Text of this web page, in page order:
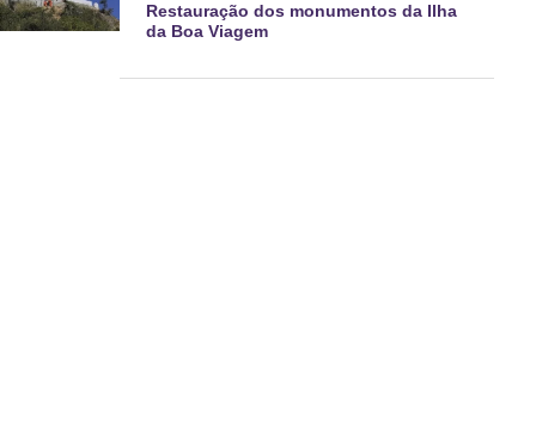
Restauração dos monumentos da Ilha
da Boa Viagem